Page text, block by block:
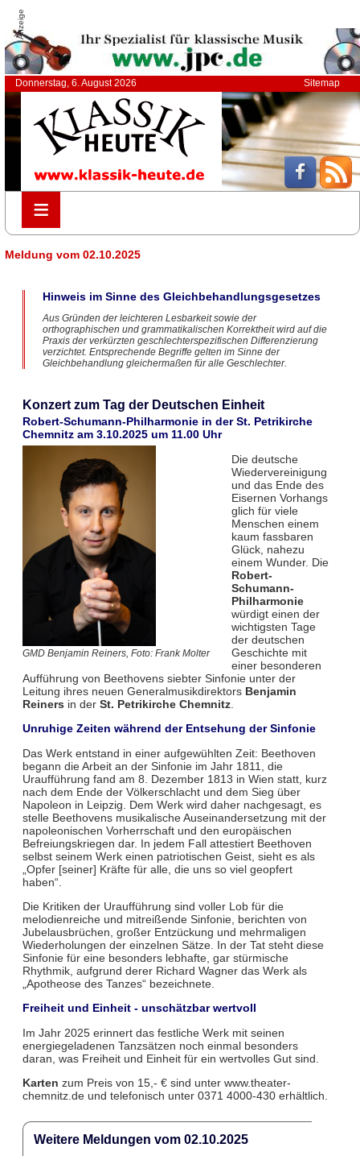
Anzeige
Donnerstag, 6. August 2026 Sitemap
≡
≡
Meldung vom 02.10.2025
Hinweis im Sinne des Gleichbehandlungsgesetzes
Aus Gründen der leichteren Lesbarkeit sowie der
orthographischen und grammatikalischen Korrektheit wird auf die
Praxis der verkürzten geschlechterspezifischen Differenzierung
verzichtet. Entsprechende Begriffe gelten im Sinne der
Gleichbehandlung gleichermaßen für alle Geschlechter.
Konzert zum Tag der Deutschen Einheit
Robert-Schumann-Philharmonie in der St. Petrikirche
Chemnitz am 3.10.2025 um 11.00 Uhr
GMD Benjamin Reiners, Foto: Frank Molter
Die deutsche
Wiedervereinigung
und das Ende des
Eisernen Vorhangs
glich für viele
Menschen einem
kaum fassbaren
Glück, nahezu
einem Wunder. Die
Robert-
Schumann-
Philharmonie
würdigt einen der
wichtigsten Tage
der deutschen
Geschichte mit
einer besonderen
Aufführung von Beethovens siebter Sinfonie unter der
Leitung ihres neuen Generalmusikdirektors Benjamin
Reiners in der St. Petrikirche Chemnitz.
Unruhige Zeiten während der Entsehung der Sinfonie
Das Werk entstand in einer aufgewühlten Zeit: Beethoven
begann die Arbeit an der Sinfonie im Jahr 1811, die
Uraufführung fand am 8. Dezember 1813 in Wien statt, kurz
nach dem Ende der Völkerschlacht und dem Sieg über
Napoleon in Leipzig. Dem Werk wird daher nachgesagt, es
stelle Beethovens musikalische Auseinandersetzung mit der
napoleonischen Vorherrschaft und den europäischen
Befreiungskriegen dar. In jedem Fall attestiert Beethoven
selbst seinem Werk einen patriotischen Geist, sieht es als
„Opfer [seiner] Kräfte für alle, die uns so viel geopfert
haben“.
Die Kritiken der Uraufführung sind voller Lob für die
melodienreiche und mitreißende Sinfonie, berichten von
Jubelausbrüchen, großer Entzückung und mehrmaligen
Wiederholungen der einzelnen Sätze. In der Tat steht diese
Sinfonie für eine besonders lebhafte, gar stürmische
Rhythmik, aufgrund derer Richard Wagner das Werk als
„Apotheose des Tanzes“ bezeichnete.
Freiheit und Einheit - unschätzbar wertvoll
Im Jahr 2025 erinnert das festliche Werk mit seinen
energiegeladenen Tanzsätzen noch einmal besonders
daran, was Freiheit und Einheit für ein wertvolles Gut sind.
Karten zum Preis von 15,- € sind unter www.theater-
chemnitz.de und telefonisch unter 0371 4000-430 erhältlich.
Weitere Meldungen vom 02.10.2025